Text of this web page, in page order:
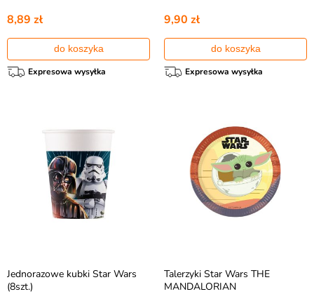
8,89 zł
do koszyka
Expresowa wysyłka
9,90 zł
do koszyka
Expresowa wysyłka
Jednorazowe kubki Star Wars
(8szt.)
Talerzyki Star Wars THE
MANDALORIAN